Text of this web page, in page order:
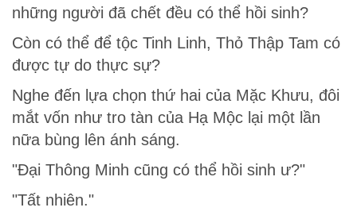
những người đã chết đều có thể hồi sinh?
Còn có thể để tộc Tinh Linh, Thỏ Thập Tam có
được tự do thực sự?
Nghe đến lựa chọn thứ hai của Mặc Khưu, đôi
mắt vốn như tro tàn của Hạ Mộc lại một lần
nữa bùng lên ánh sáng.
"Đại Thông Minh cũng có thể hồi sinh ư?"
"Tất nhiên."